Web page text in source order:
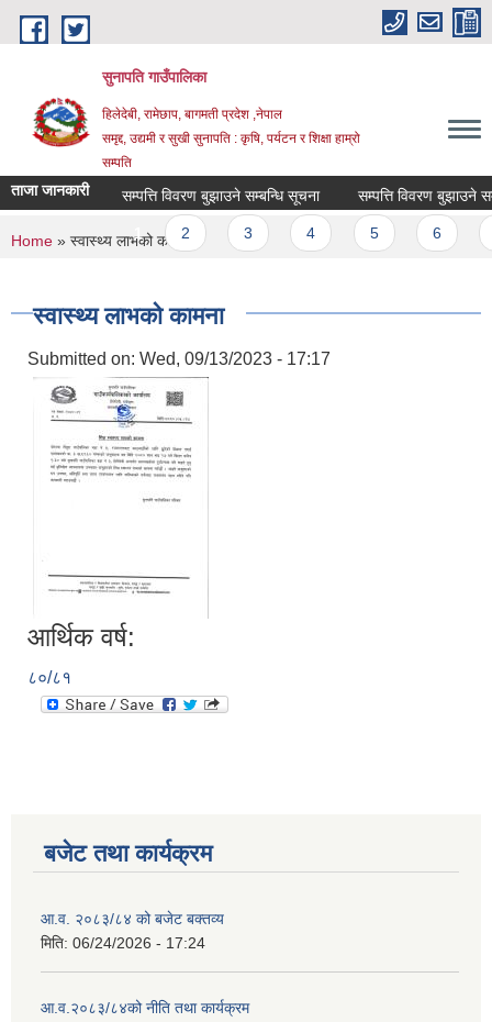
Skip to main content
सुनापति गाउँपालिका
हिलेदेबी, रामेछाप, बागमती प्रदेश ,नेपाल
समृद्द, उद्यमी र सुखी सुनापति : कृषि, पर्यटन र शिक्षा हाम्रो
सम्पति
ताजा जानकारी सम्पत्ति विवरण बुझाउने सम्बन्धि सूचना सम्पत्ति विवरण बुझाउने
Pages
1 2
You are here
Home » स्वास्थ्य लाभको कामना
स्वास्थ्य लाभको कामना
Submitted on: Wed, 09/13/2023 - 17:17
आर्थिक वर्ष:
८०/८१
बजेट तथा कार्यक्रम
आ.व. २०८३/८४ को बजेट बक्तव्य
मिति: 06/24/2026 - 17:24
आ.व.२०८३/८४को नीति तथा कार्यक्रम